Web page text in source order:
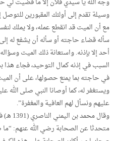
وسيلة تقدم إلى أولئك المقبورين
مع أن الميت قد انقطع عمله، ولا يملك
سأله قضاء حاجته أو سأله أن يشفع له إلى
أحد إلا بإذنه. واستعانة ذلك الميت
السبب في إذنه كمال التوحيد، فجاء هذا
في حاجته بما يمنع حصولها، على أن
ويستغفر له، كما أوصانا النبي صلى الله
عليهم ونسأل لهم العافية والمغفرة”.
متحدثا عن الصحابة رضي الله عنهم: “ما